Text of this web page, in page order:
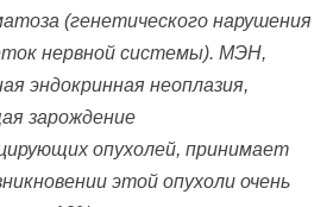
(генетического нарушения
нервной системы). МЭН,
эндокринная неоплазия,
зарождение
опухолей, принимает
этой опухоли очень